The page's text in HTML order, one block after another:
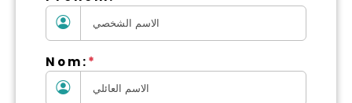
Nom:*